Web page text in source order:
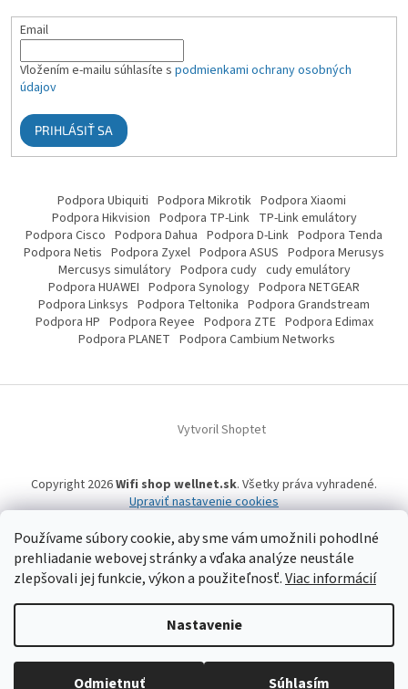
Používame súbory cookie, aby sme vám umožnili pohodlné
prehliadanie webovej stránky a vďaka analýze neustále
zlepšovali jej funkcie, výkon a použiteľnosť.Viac informácií
Nastavenie
Odmietnuť Súhlasím
Email
Vložením e-mailu súhlasíte s podmienkami ochrany osobných
údajov
PRIHLÁSIŤ SA
Podpora Ubiquiti Podpora Mikrotik Podpora Xiaomi
Podpora Hikvision Podpora TP-Link TP-Link emulátory
Podpora Cisco Podpora Dahua Podpora D-Link Podpora Tenda
Podpora Netis Podpora Zyxel Podpora ASUS Podpora Merusys
Mercusys simulátory Podpora cudy cudy emulátory
Podpora HUAWEI Podpora Synology Podpora NETGEAR
Podpora Linksys Podpora Teltonika Podpora Grandstream
Podpora HP Podpora Reyee Podpora ZTE Podpora Edimax
Podpora PLANET Podpora Cambium Networks
Vytvoril Shoptet
Copyright 2026Wifi shop wellnet.sk. Všetky práva vyhradené.
Upraviť nastavenie cookies
Wifi shop wellnet.sk prevádzkuje spoločnosť WELLNET, s.r.o.,IČO: 36484610,
OR OS: Prešov odd. Sro 14019/P, IČ DPH: SK2020015206 | Tel:+421 905 269 141
| WhatsApp, Signal, Telegram: +421 905 269 141 | Informácie o produktoch a
a ich dostupnosti, tu uvádzané, pochádzajú od tretích strán, mohli
vzniknúť automatizovaným strojovým prekladom a neprešli jazykovou
úpravou. Spoločnosť WELLNET, s.r.o. preto nemôže niesť zodpovednosť za ich
úplnosť a aktuálnosť. | Registrované obchodné značky, vzory a názvy patria
ich vlastníkom. | © 2006-2026 WELLNET, s.r.o. Všetky práva vyhradené.